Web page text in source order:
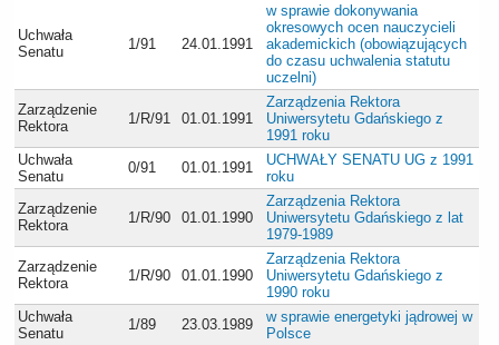
Uchwała
Senatu
1/91 24.01.1991
w sprawie dokonywania
okresowych ocen nauczycieli
akademickich (obowiązujących
do czasu uchwalenia statutu
uczelni)
Zarządzenie
Rektora
1/R/91 01.01.1991
Zarządzenia Rektora
Uniwersytetu Gdańskiego z
1991 roku
Uchwała
Senatu
0/91 01.01.1991
UCHWAŁY SENATU UG z 1991
roku
Zarządzenie
Rektora
1/R/90 01.01.1990
Zarządzenia Rektora
Uniwersytetu Gdańskiego z lat
1979-1989
Zarządzenie
Rektora
1/R/90 01.01.1990
Zarządzenia Rektora
Uniwersytetu Gdańskiego z
1990 roku
Uchwała
Senatu
1/89 23.03.1989
w sprawie energetyki jądrowej w
Polsce